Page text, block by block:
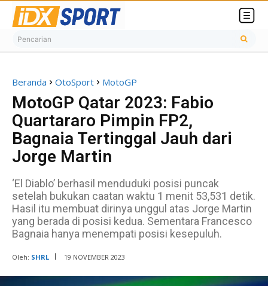
Pencarian
Beranda OtoSport MotoGP
MotoGP Qatar 2023: Fabio
Quartararo Pimpin FP2,
Bagnaia Tertinggal Jauh dari
Jorge Martin
‘El Diablo’ berhasil menduduki posisi puncak
setelah bukukan caatan waktu 1 menit 53,531 detik.
Hasil itu membuat dirinya unggul atas Jorge Martin
yang berada di posisi kedua. Sementara Francesco
Bagnaia hanya menempati posisi kesepuluh.
Oleh: SHRL 19 NOVEMBER 2023